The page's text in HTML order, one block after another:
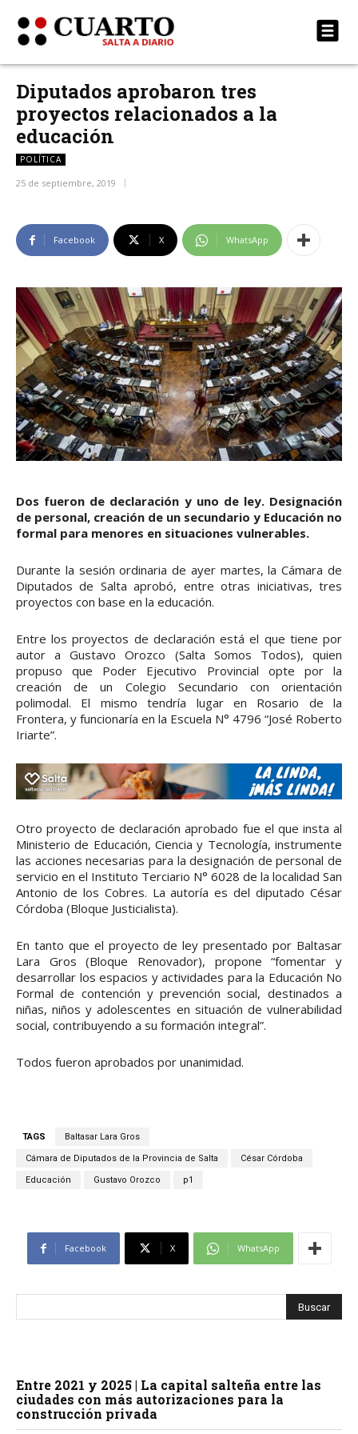
Diputados aprobaron tres
proyectos relacionados a la
educación
POLÍTICA
25 de septiembre, 2019
Facebook X WhatsApp
Dos fueron de declaración y uno de ley. Designación
de personal, creación de un secundario y Educación no
formal para menores en situaciones vulnerables.
Durante la sesión ordinaria de ayer martes, la Cámara de
Diputados de Salta aprobó, entre otras iniciativas, tres
proyectos con base en la educación.
Entre los proyectos de declaración está el que tiene por
autor a Gustavo Orozco (Salta Somos Todos), quien
propuso que Poder Ejecutivo Provincial opte por la
creación de un Colegio Secundario con orientación
polimodal. El mismo tendría lugar en Rosario de la
Frontera, y funcionaría en la Escuela N° 4796 “José Roberto
Iriarte”.
Otro proyecto de declaración aprobado fue el que insta al
Ministerio de Educación, Ciencia y Tecnología, instrumente
las acciones necesarias para la designación de personal de
servicio en el Instituto Terciario N° 6028 de la localidad San
Antonio de los Cobres. La autoría es del diputado César
Córdoba (Bloque Justicialista).
En tanto que el proyecto de ley presentado por Baltasar
Lara Gros (Bloque Renovador), propone “fomentar y
desarrollar los espacios y actividades para la Educación No
Formal de contención y prevención social, destinados a
niñas, niños y adolescentes en situación de vulnerabilidad
social, contribuyendo a su formación integral”.
Todos fueron aprobados por unanimidad.
TAGS Baltasar Lara Gros
Cámara de Diputados de la Provincia de Salta César Córdoba
Educación Gustavo Orozco p1
Facebook X WhatsApp
Entre 2021 y 2025 | La capital salteña entre las
ciudades con más autorizaciones para la
construcción privada